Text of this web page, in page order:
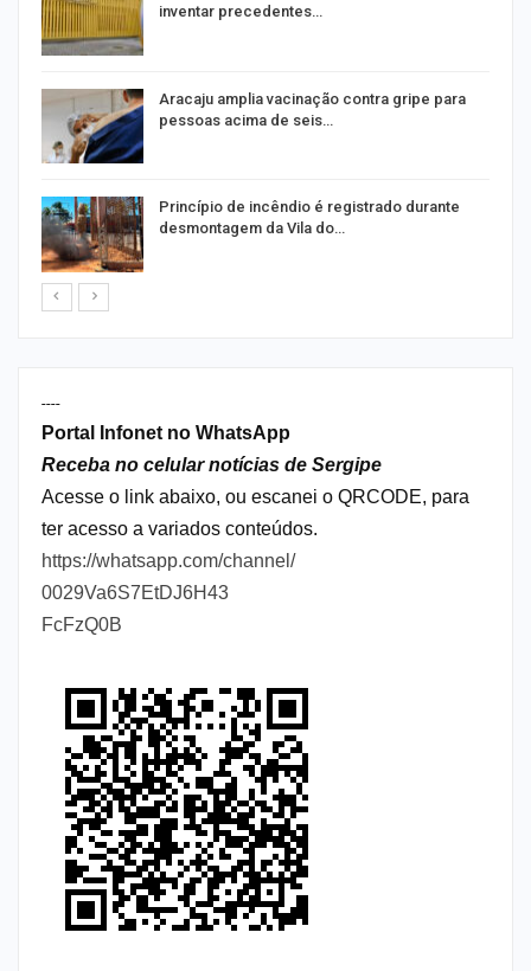
inventar precedentes…
Aracaju amplia vacinação contra gripe para
pessoas acima de seis…
Princípio de incêndio é registrado durante
desmontagem da Vila do…
----
Portal Infonet no WhatsApp
Receba no celular notícias de Sergipe
Acesse o link abaixo, ou escanei o QRCODE, para
ter acesso a variados conteúdos.
https://whatsapp.com/channel/
0029Va6S7EtDJ6H43
FcFzQ0B